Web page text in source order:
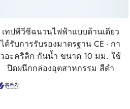
เทปพีวีซีฉนวนไฟฟ้าแบบด้านเดียว
ได้รับการรับรองมาตรฐาน CE - กา
วอะคริลิก กันน้ำ ขนาด 10 มม. ใช้
ปิดผนึกกล่องอุตสาหกรรม สีดำ